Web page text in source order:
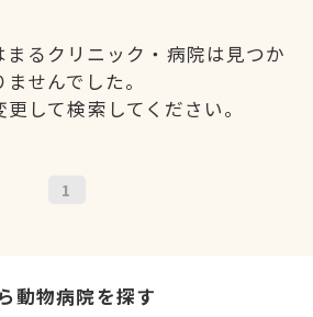
るクリニック・病院は見つか
ませんでした。
して検索してください。
1
動物病院を探す